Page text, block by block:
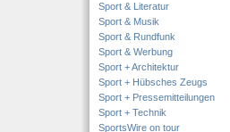
Sport & Literatur
Sport & Musik
Sport & Rundfunk
Sport & Werbung
Sport + Architektur
Sport + Hübsches Zeugs
Sport + Pressemitteilungen
Sport + Technik
SportsWire on tour